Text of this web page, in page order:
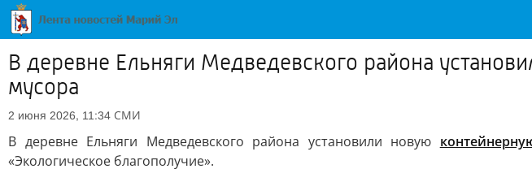
В деревне Ельняги Медведевского района
мусора
2 июня 2026, 11:34 СМИ
В деревне Ельняги Медведевского района установили новую
«Экологическое благополучие».